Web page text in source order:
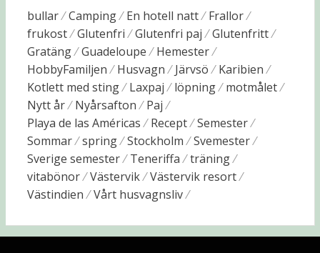
bullar Camping En hotell natt
Frallor
frukost
Glutenfri Glutenfri paj
Glutenfritt
Gratäng
Guadeloupe
Hemester
HobbyFamiljen
Husvagn Järvsö
Karibien
Kotlett med sting
Laxpaj löpning
motmålet
Nytt år
Nyårsafton
Paj
Playa de las Américas
Recept
Semester
Sommar
spring Stockholm
Svemester
Sverige semester
Teneriffa
träning
vitabönor
Västervik
Västervik resort
Västindien
Vårt husvagnsliv